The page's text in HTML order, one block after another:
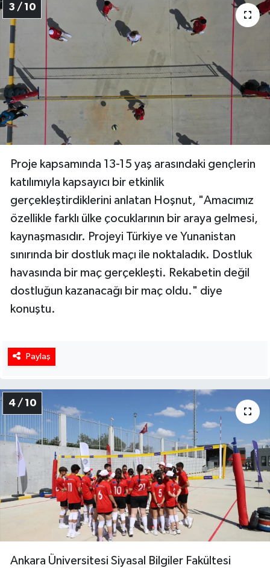
3 / 10
Proje kapsamında 13-15 yaş arasındaki gençlerin
katılımıyla kapsayıcı bir etkinlik
gerçekleştirdiklerini anlatan Hoşnut, "Amacımız
özellikle farklı ülke çocuklarının bir araya gelmesi,
kaynaşmasıdır. Projeyi Türkiye ve Yunanistan
sınırında bir dostluk maçı ile noktaladık. Dostluk
havasında bir maç gerçekleşti. Rekabetin değil
dostluğun kazanacağı bir maç oldu." diye
konuştu.
Paylaş
4 / 10
Ankara Üniversitesi Siyasal Bilgiler Fakültesi